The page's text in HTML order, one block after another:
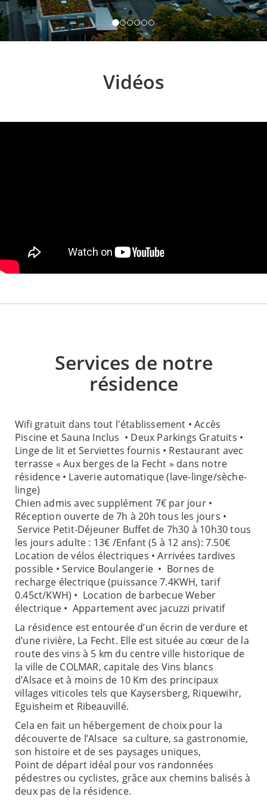
Vidéos
Services de notre
résidence
Wifi gratuit dans tout l'établissement • Accès
Piscine et Sauna Inclus • Deux Parkings Gratuits •
Linge de lit et Serviettes fournis • Restaurant avec
terrasse « Aux berges de la Fecht » dans notre
résidence • Laverie automatique (lave-linge/sèche-
linge)
Chien admis avec supplément 7€ par jour •
Réception ouverte de 7h à 20h tous les jours •
Service Petit-Déjeuner Buffet de 7h30 à 10h30 tous
les jours adulte : 13€ /Enfant (5 à 12 ans): 7.50€
Location de vélos électriques • Arrivées tardives
possible • Service Boulangerie • Bornes de
recharge électrique (puissance 7.4KWH, tarif
0.45ct/KWH) • Location de barbecue Weber
électrique • Appartement avec jacuzzi privatif
La résidence est entourée d’un écrin de verdure et
d’une rivière, La Fecht. Elle est située au cœur de la
route des vins à 5 km du centre ville historique de
la ville de COLMAR, capitale des Vins blancs
d’Alsace et à moins de 10 Km des principaux
villages viticoles tels que Kaysersberg, Riquewihr,
Eguisheim et Ribeauvillé.
Cela en fait un hébergement de choix pour la
découverte de l’Alsace sa culture, sa gastronomie,
son histoire et de ses paysages uniques,
Point de départ idéal pour vos randonnées
pédestres ou cyclistes, grâce aux chemins balisés à
deux pas de la résidence.